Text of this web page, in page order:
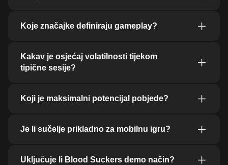
Koje značajke definiraju gameplay?
Kakav je osjećaj volatilnosti tijekom
tipične sesije?
Koji je maksimalni potencijal pobjede?
Je li sučelje prikladno za mobilnu igru?
Uključuje li Blood Suckers demo način?